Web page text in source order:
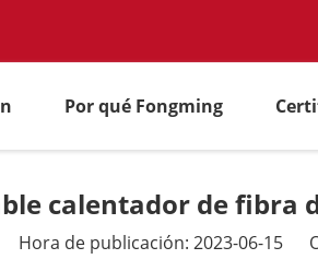
Por qué Fongming
calentador de fibra
de publicación: 2023-06-15